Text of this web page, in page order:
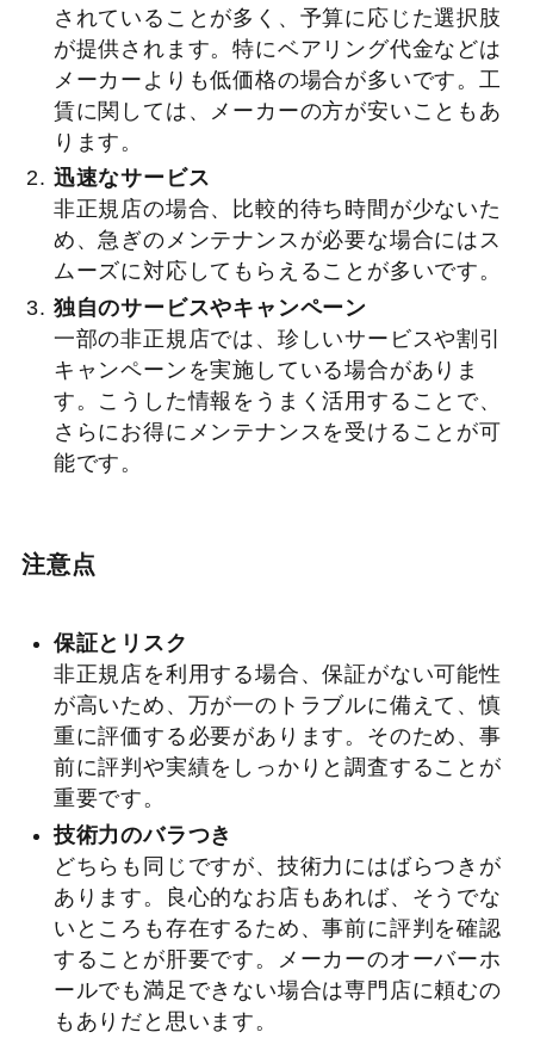
されていることが多く、予算に応じた選択肢
が提供されます。特にベアリング代金などは
メーカーよりも低価格の場合が多いです。工
賃に関しては、メーカーの方が安いこともあ
ります。
迅速なサービス
非正規店の場合、比較的待ち時間が少ないた
め、急ぎのメンテナンスが必要な場合にはス
ムーズに対応してもらえることが多いです。
独自のサービスやキャンペーン
一部の非正規店では、珍しいサービスや割引
キャンペーンを実施している場合がありま
す。こうした情報をうまく活用することで、
さらにお得にメンテナンスを受けることが可
能です。
注意点
保証とリスク
非正規店を利用する場合、保証がない可能性
が高いため、万が一のトラブルに備えて、慎
重に評価する必要があります。そのため、事
前に評判や実績をしっかりと調査することが
重要です。
技術力のバラつき
どちらも同じですが、技術力にはばらつきが
あります。良心的なお店もあれば、そうでな
いところも存在するため、事前に評判を確認
することが肝要です。メーカーのオーバーホ
ールでも満足できない場合は専門店に頼むの
もありだと思います。